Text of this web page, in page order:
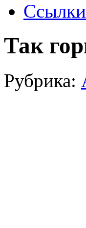
Ссылки
Так
Рубрика: